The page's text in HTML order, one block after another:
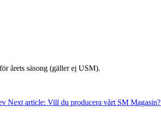
årets säsong (gäller ej USM).
Next article: Vill du producera vårt SM Magasin?